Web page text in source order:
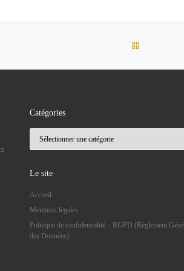
Catégories
Le site
Accueil
Mentions légales
Politique de confidentialité – RGPD (Règlement
des Données)